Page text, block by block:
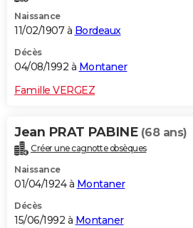
Naissance
11/02/1907 à Bordeaux
Décès
04/08/1992 à Montaner
Famille VERGEZ
Jean PRAT PABINE (68 ans)
Créer une cagnotte obsèques
Naissance
01/04/1924 à Montaner
Décès
15/06/1992 à Montaner